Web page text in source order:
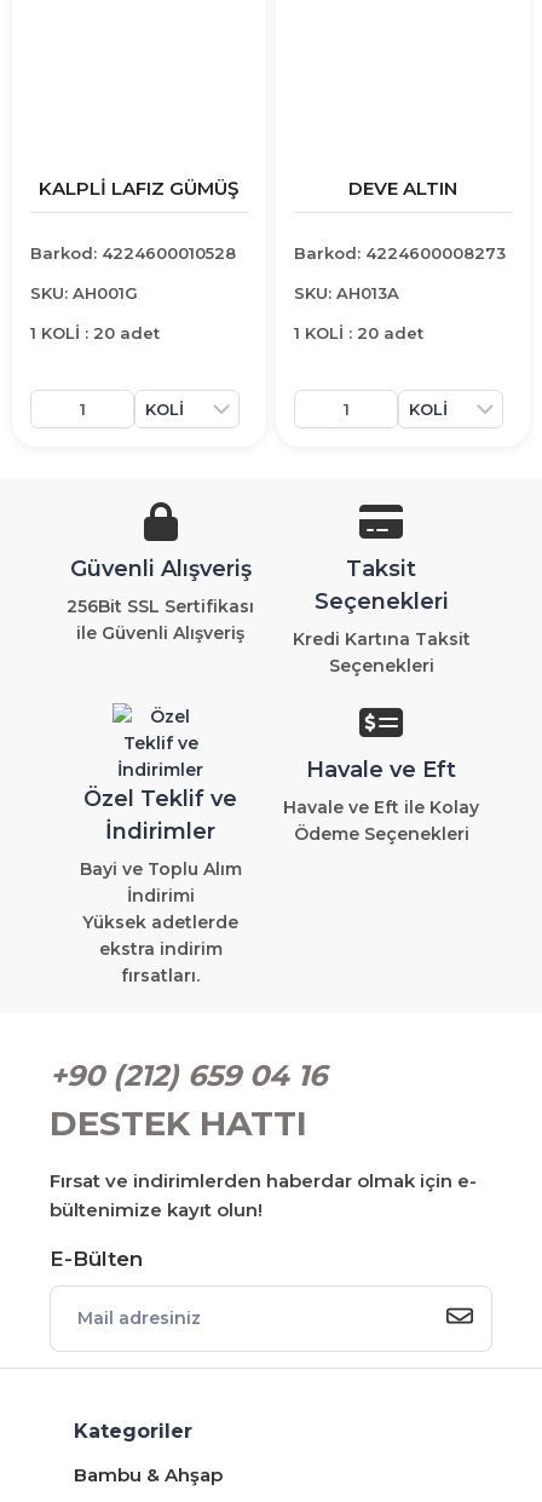
KALPLİ LAFIZ GÜMÜŞ
Barkod: 4224600010528
SKU: AH001G
1 KOLİ : 20 adet
DEVE ALTIN
Barkod: 4224600008273
SKU: AH013A
1 KOLİ : 20 adet
Güvenli Alışveriş
256Bit SSL Sertifikası
ile Güvenli Alışveriş
Taksit
Seçenekleri
Kredi Kartına Taksit
Seçenekleri
Özel Teklif ve
İndirimler
Bayi ve Toplu Alım
İndirimi
Yüksek adetlerde
ekstra indirim
fırsatları.
Havale ve Eft
Havale ve Eft ile Kolay
Ödeme Seçenekleri
+90 (212) 659 04 16
DESTEK HATTI
Fırsat ve indirimlerden haberdar olmak için e-
bültenimize kayıt olun!
E-Bülten
Kategoriler
Bambu & Ahşap